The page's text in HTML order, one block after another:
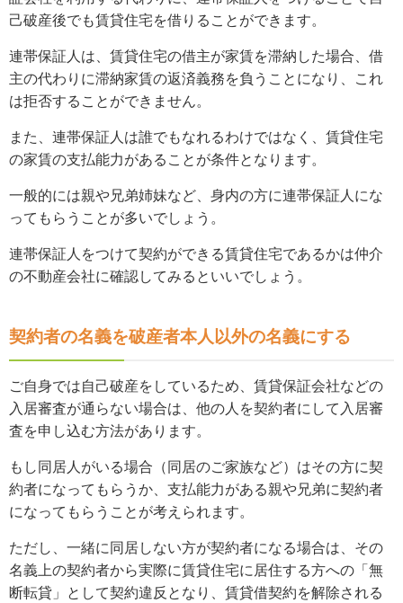
己破産後でも賃貸住宅を借りることができます。
連帯保証人は、賃貸住宅の借主が家賃を滞納した場合、借
主の代わりに滞納家賃の返済義務を負うことになり、これ
は拒否することができません。
また、連帯保証人は誰でもなれるわけではなく、賃貸住宅
の家賃の支払能力があることが条件となります。
一般的には親や兄弟姉妹など、身内の方に連帯保証人にな
ってもらうことが多いでしょう。
連帯保証人をつけて契約ができる賃貸住宅であるかは仲介
の不動産会社に確認してみるといいでしょう。
契約者の名義を破産者本人以外の名義にする
ご自身では自己破産をしているため、賃貸保証会社などの
入居審査が通らない場合は、他の人を契約者にして入居審
査を申し込む方法があります。
もし同居人がいる場合（同居のご家族など）はその方に契
約者になってもらうか、支払能力がある親や兄弟に契約者
になってもらうことが考えられます。
ただし、一緒に同居しない方が契約者になる場合は、その
名義上の契約者から実際に賃貸住宅に居住する方への「無
断転貸」として契約違反となり、賃貸借契約を解除される